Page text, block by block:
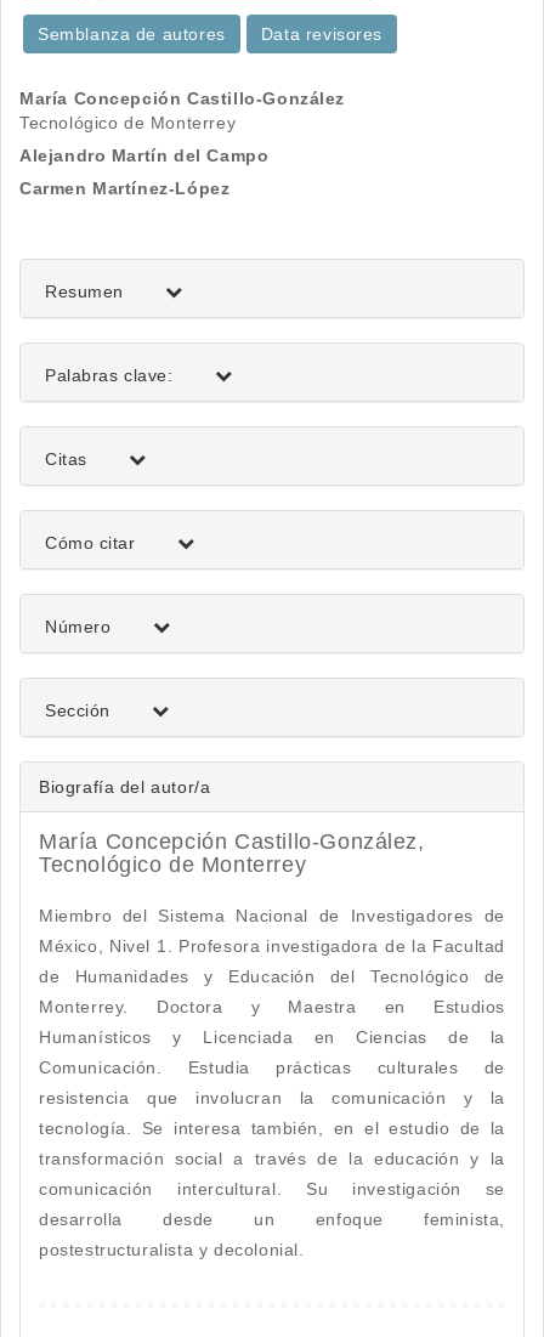
Semblanza de autores Data revisores
Contenido
principal
del
María Concepción Castillo-González
Tecnológico de Monterrey
Alejandro Martín del Campo
Carmen Martínez-López
Resumen
Palabras clave:
Citas
Detalles
del
artículo
Cómo citar
Número
Sección
Biografía del autor/a
María Concepción Castillo-González,
Tecnológico de Monterrey
Miembro del Sistema Nacional de Investigadores de
México, Nivel 1. Profesora investigadora de la Facultad
de Humanidades y Educación del Tecnológico de
Monterrey. Doctora y Maestra en Estudios
Humanísticos y Licenciada en Ciencias de la
Comunicación. Estudia prácticas culturales de
resistencia que involucran la comunicación y la
tecnología. Se interesa también, en el estudio de la
transformación social a través de la educación y la
comunicación intercultural. Su investigación se
desarrolla desde un enfoque feminista,
postestructuralista y decolonial.